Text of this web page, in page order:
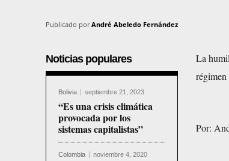
Publicado por André Abeledo Fernández
Noticias populares
Bolivia septiembre 21, 2023
“Es una crisis climática
provocada por los
sistemas capitalistas”
Colombia noviembre 4, 2020
La
Por: